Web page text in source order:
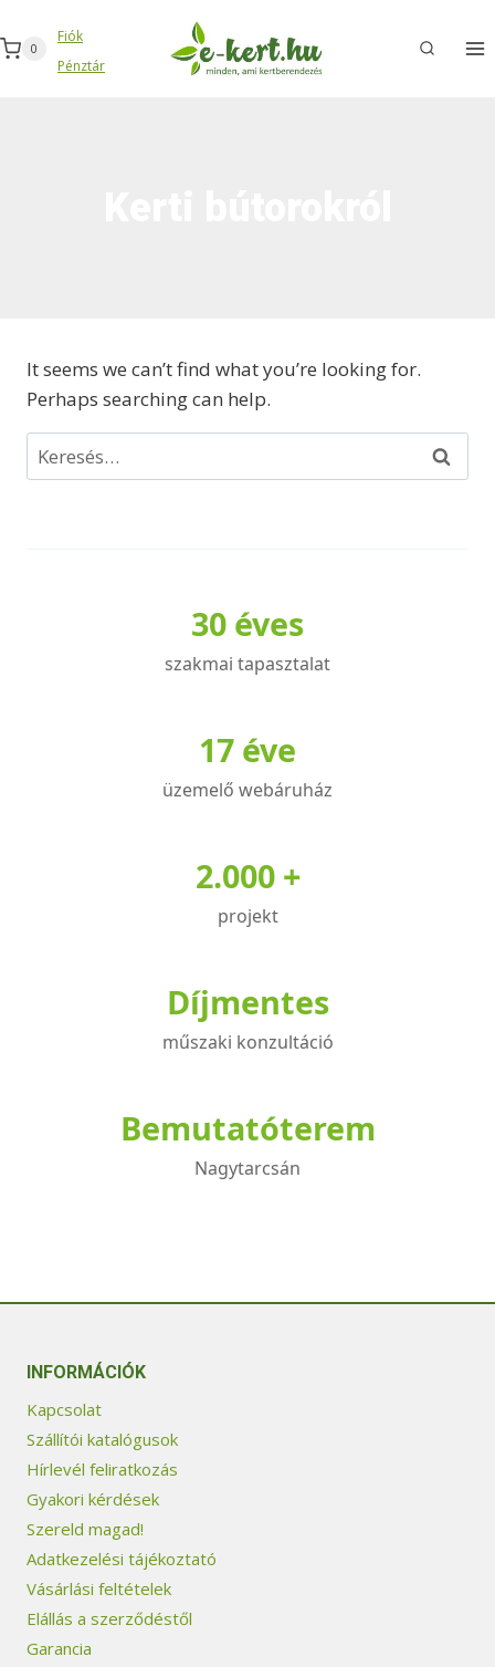
to
content
0
Fiók
Pénztár
It seems we can’t find what you’re looking for.
Perhaps searching can help.
Keresés:
30 éves
szakmai tapasztalat
17 éve
üzemelő webáruház
2.000 +
projekt
Díjmentes
műszaki konzultáció
Bemutatóterem
Nagytarcsán
INFORMÁCIÓK
Kapcsolat
Szállítói katalógusok
Hírlevél feliratkozás
Gyakori kérdések
Szereld magad!
Adatkezelési tájékoztató
Vásárlási feltételek
Elállás a szerződéstől
Garancia